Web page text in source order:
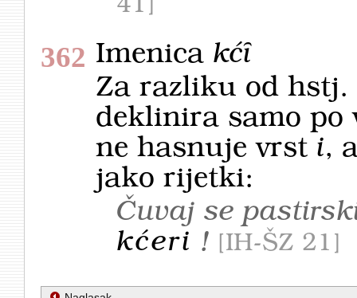
41
362 Imenica kćȋ
Za razliku od
deklinira samo
ne hasnuje vrst i,
jako rijetki:
Čuvaj se
kćeri ! IH-ŠZ 21